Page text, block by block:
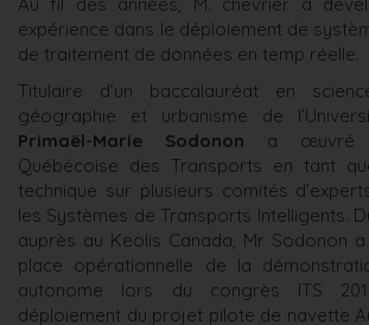
expérience dans le déploiement de
de traitement de données en temp réelle.
Titulaire d’un baccalauréat en
géographie et urbanisme de
Primaël-Marie Sodonon a œuvré à
Québécoise des Transports en tant
technique sur plusieurs comités
les Systèmes de Transports Intelligents.
auprès au Keolis Canada, Mr Sodonon
place opérationnelle de la
autonome lors du congrès ITS
déploiement du projet pilote de navette